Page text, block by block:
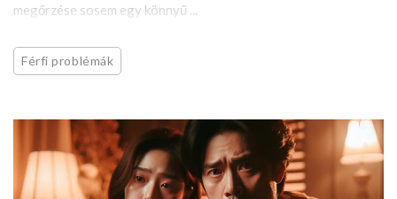
megőrzése sosem egy könnyű ...
Férfi problémák